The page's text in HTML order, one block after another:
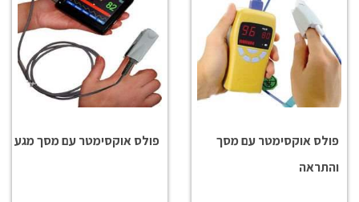
פולס אוקסימטר עם מסך
והתראה
פולס אוקסימטר עם מסך מגע